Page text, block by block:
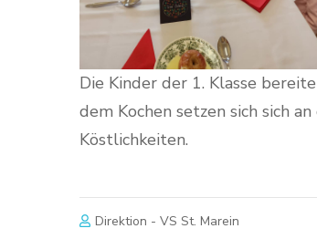
Die Kinder der 1. Klasse
dem Kochen setzen sich sich
Köstlichkeiten.
Direktion - VS St. Marein